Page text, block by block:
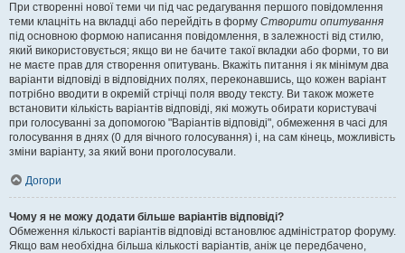
При створенні нової теми чи під час редагування першого повідомлення
теми клацніть на вкладці або перейдіть в форму Створити опитування
під основною формою написання повідомлення, в залежності від стилю,
який використовується; якщо ви не бачите такої вкладки або форми, то ви
не маєте прав для створення опитувань. Вкажіть питання і як мінімум два
варіанти відповіді в відповідних полях, переконавшись, що кожен варіант
потрібно вводити в окремій стрічці поля вводу тексту. Ви також можете
встановити кількість варіантів відповіді, які можуть обирати користувачі
при голосуванні за допомогою "Варіантів відповіді", обмеження в часі для
голосування в днях (0 для вічного голосування) і, на сам кінець, можливість
зміни варіанту, за який вони проголосували.
Догори
Чому я не можу додати більше варіантів відповіді?
Обмеження кількості варіантів відповіді встановлює адміністратор форуму.
Якщо вам необхідна більша кількості варіантів, аніж це передбачено,